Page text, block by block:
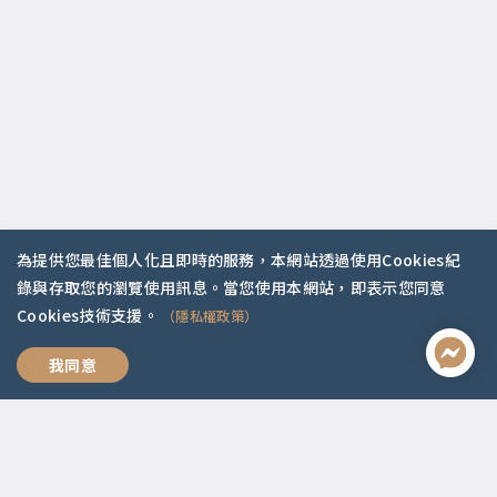
我想跟你好好說
聯絡資訊
02-2292-2086
service@koob.com.tw
為提供您最佳個人化且即時的服務，本網站透過使用Cookies紀
錄與存取您的瀏覽使用訊息。當您使用本網站，即表示您同意
Cookies技術支援。
（隱私權政策）
我同意